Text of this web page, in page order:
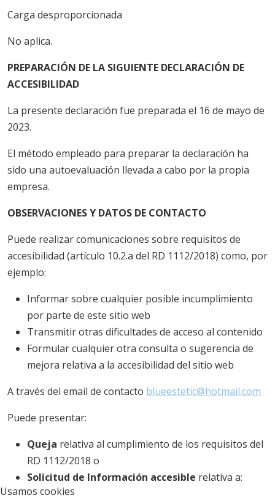
Carga desproporcionada
No aplica.
PREPARACIÓN DE LA SIGUIENTE DECLARACIÓN DE
ACCESIBILIDAD
La presente declaración fue preparada el 16 de mayo de
2023.
El método empleado para preparar la declaración ha
sido una autoevaluación llevada a cabo por la propia
empresa.
OBSERVACIONES Y DATOS DE CONTACTO
Puede realizar comunicaciones sobre requisitos de
accesibilidad (artículo 10.2.a del RD 1112/2018) como, por
ejemplo:
Informar sobre cualquier posible incumplimiento
por parte de este sitio web
Transmitir otras dificultades de acceso al contenido
Formular cualquier otra consulta o sugerencia de
mejora relativa a la accesibilidad del sitio web
A través del email de contacto blueestetic@hotmail.com
Puede presentar:
Queja relativa al cumplimiento de los requisitos del
RD 1112/2018 o
Solicitud de Información accesible relativa a:
Usamos cookies